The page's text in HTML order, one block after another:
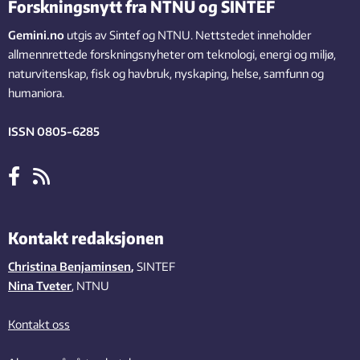
Forskningsnytt fra NTNU og SINTEF
Gemini.no utgis av Sintef og NTNU. Nettstedet inneholder
allmennrettede forskningsnyheter om teknologi, energi og miljø,
naturvitenskap, fisk og havbruk, nyskaping, helse, samfunn og
humaniora.
ISSN 0805-6285
Kontakt redaksjonen
Christina Benjaminsen, SINTEF
Nina Tveter, NTNU
Kontakt oss